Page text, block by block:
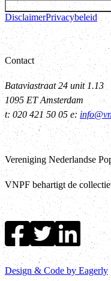
DisclaimerPrivacybeleid
Contact
Bataviastraat 24 unit 1.13
1095 ET Amsterdam
t: 020 421 50 05 e:
Vereniging Nederlandse
VNPF behartigt de
Design & Code by Eagerly